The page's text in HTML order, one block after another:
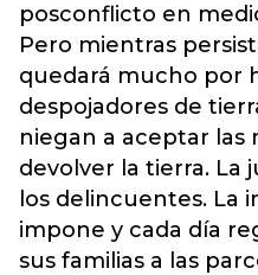
posconflicto en
Pero mientras
quedará mucho por
despojadores de
niegan a aceptar las
devolver la tierra. La
los delincuentes. La
impone y cada día
sus familias a las